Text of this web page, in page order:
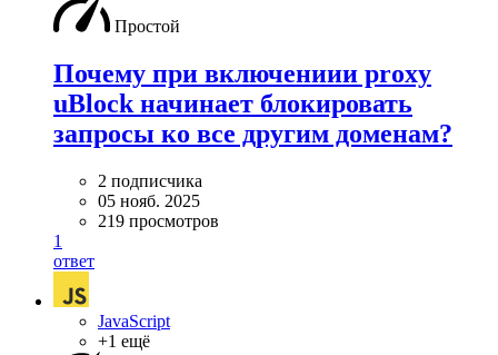
Простой
Почему при включениии proxy
uBlock начинает блокировать
запросы ко все другим доменам?
2 подписчика
05 нояб. 2025
219 просмотров
1
ответ
JavaScript
+1 ещё